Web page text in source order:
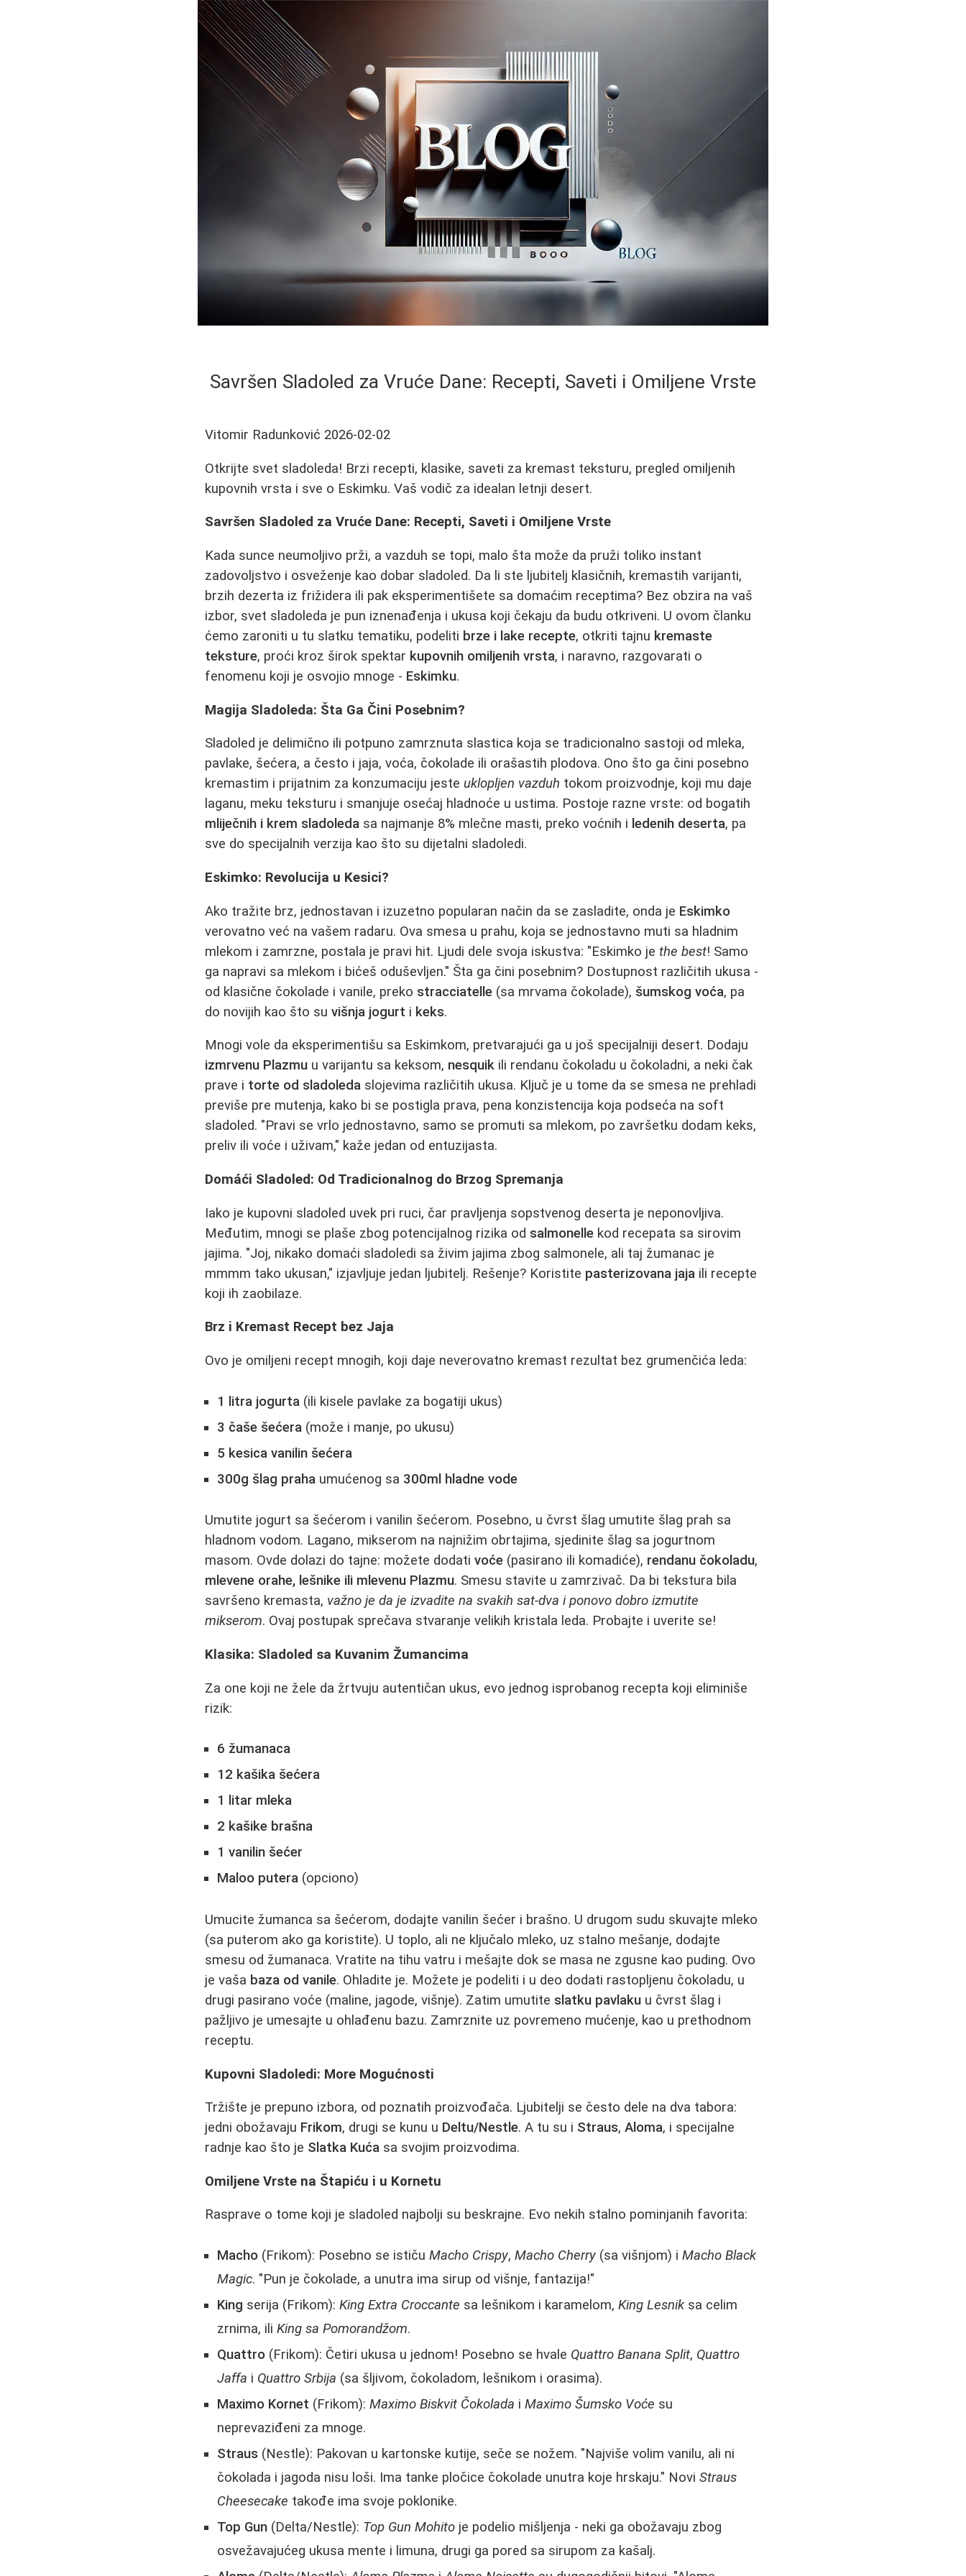
Savršen Sladoled za Vruće Dane: Recepti, Saveti i Omiljene Vrste
Vitomir Radunković 2026-02-02
Otkrijte svet sladoleda! Brzi recepti, klasike, saveti za kremast teksturu, pregled omiljenih
kupovnih vrsta i sve o Eskimku. Vaš vodič za idealan letnji desert.
Savršen Sladoled za Vruće Dane: Recepti, Saveti i Omiljene Vrste
Kada sunce neumoljivo prži, a vazduh se topi, malo šta može da pruži toliko instant
zadovoljstvo i osveženje kao dobar sladoled. Da li ste ljubitelj klasičnih, kremastih varijanti,
brzih dezerta iz frižidera ili pak eksperimentišete sa domaćim receptima? Bez obzira na vaš
izbor, svet sladoleda je pun iznenađenja i ukusa koji čekaju da budu otkriveni. U ovom članku
ćemo zaroniti u tu slatku tematiku, podeliti brze i lake recepte, otkriti tajnu kremaste
teksture, proći kroz širok spektar kupovnih omiljenih vrsta, i naravno, razgovarati o
fenomenu koji je osvojio mnoge - Eskimku.
Magija Sladoleda: Šta Ga Čini Posebnim?
Sladoled je delimično ili potpuno zamrznuta slastica koja se tradicionalno sastoji od mleka,
pavlake, šećera, a često i jaja, voća, čokolade ili orašastih plodova. Ono što ga čini posebno
kremastim i prijatnim za konzumaciju jeste uklopljen vazduh tokom proizvodnje, koji mu daje
laganu, meku teksturu i smanjuje osećaj hladnoće u ustima. Postoje razne vrste: od bogatih
mliječnih i krem sladoleda sa najmanje 8% mlečne masti, preko voćnih i ledenih deserta, pa
sve do specijalnih verzija kao što su dijetalni sladoledi.
Eskimko: Revolucija u Kesici?
Ako tražite brz, jednostavan i izuzetno popularan način da se zasladite, onda je Eskimko
verovatno već na vašem radaru. Ova smesa u prahu, koja se jednostavno muti sa hladnim
mlekom i zamrzne, postala je pravi hit. Ljudi dele svoja iskustva: "Eskimko jethe best! Samo
ga napravi sa mlekom i bićeš oduševljen." Šta ga čini posebnim? Dostupnost različitih ukusa -
od klasične čokolade i vanile, preko stracciatelle (sa mrvama čokolade), šumskog voća, pa
do novijih kao što suvišnja jogurt i keks.
Mnogi vole da eksperimentišu sa Eskimkom, pretvarajući ga u još specijalniji desert. Dodaju
izmrvenu Plazmu u varijantu sa keksom, nesquik ili rendanu čokoladu u čokoladni, a neki čak
prave i torte od sladoleda slojevima različitih ukusa. Ključ je u tome da se smesa ne prehladi
previše pre mutenja, kako bi se postigla prava, pena konzistencija koja podseća na soft
sladoled. "Pravi se vrlo jednostavno, samo se promuti sa mlekom, po završetku dodam keks,
preliv ili voće i uživam," kaže jedan od entuzijasta.
Domáći Sladoled: Od Tradicionalnog do Brzog Spremanja
Iako je kupovni sladoled uvek pri ruci, čar pravljenja sopstvenog deserta je neponovljiva.
Međutim, mnogi se plaše zbog potencijalnog rizika od salmonelle kod recepata sa sirovim
jajima. "Joj, nikako domaći sladoledi sa živim jajima zbog salmonele, ali taj žumanac je
mmmm tako ukusan," izjavljuje jedan ljubitelj. Rešenje? Koristite pasterizovana jaja ili recepte
koji ih zaobilaze.
Brz i Kremast Recept bez Jaja
Ovo je omiljeni recept mnogih, koji daje neverovatno kremast rezultat bez grumenčića leda:
1 litra jogurta (ili kisele pavlake za bogatiji ukus)
3 čaše šećera (može i manje, po ukusu)
5 kesica vanilin šećera
300g šlag praha umućenog sa 300ml hladne vode
Umutite jogurt sa šećerom i vanilin šećerom. Posebno, u čvrst šlag umutite šlag prah sa
hladnom vodom. Lagano, mikserom na najnižim obrtajima, sjedinite šlag sa jogurtnom
masom. Ovde dolazi do tajne: možete dodativoće (pasirano ili komadiće), rendanu čokoladu,
mlevene orahe, lešnike ili mlevenu Plazmu. Smesu stavite u zamrzivač. Da bi tekstura bila
savršeno kremasta, važno je da je izvadite na svakih sat-dva i ponovo dobro izmutite
mikserom. Ovaj postupak sprečava stvaranje velikih kristala leda. Probajte i uverite se!
Klasika: Sladoled sa Kuvanim Žumancima
Za one koji ne žele da žrtvuju autentičan ukus, evo jednog isprobanog recepta koji eliminiše
rizik:
6 žumanaca
12 kašika šećera
1 litar mleka
2 kašike brašna
1 vanilin šećer
Maloo putera (opciono)
Umucite žumanca sa šećerom, dodajte vanilin šećer i brašno. U drugom sudu skuvajte mleko
(sa puterom ako ga koristite). U toplo, ali ne ključalo mleko, uz stalno mešanje, dodajte
smesu od žumanaca. Vratite na tihu vatru i mešajte dok se masa ne zgusne kao puding. Ovo
je vaša baza od vanile. Ohladite je. Možete je podeliti i u deo dodati rastopljenu čokoladu, u
drugi pasirano voće (maline, jagode, višnje). Zatim umutite slatku pavlaku u čvrst šlag i
pažljivo je umesajte u ohlađenu bazu. Zamrznite uz povremeno mućenje, kao u prethodnom
receptu.
Kupovni Sladoledi: More Mogućnosti
Tržište je prepuno izbora, od poznatih proizvođača. Ljubitelji se često dele na dva tabora:
jedni obožavaju Frikom, drugi se kunu u Deltu/Nestle. A tu su i Straus,Aloma, i specijalne
radnje kao što je Slatka Kuća sa svojim proizvodima.
Omiljene Vrste na Štapiću i u Kornetu
Rasprave o tome koji je sladoled najbolji su beskrajne. Evo nekih stalno pominjanih favorita:
Macho (Frikom): Posebno se ističuMacho Crispy,Macho Cherry (sa višnjom) iMacho Black
Magic. "Pun je čokolade, a unutra ima sirup od višnje, fantazija!"
King serija (Frikom):King Extra Croccante sa lešnikom i karamelom,King Lesniksa celim
zrnima, iliKing sa Pomorandžom.
Quattro (Frikom): Četiri ukusa u jednom! Posebno se hvale Quattro Banana Split, Quattro
Jaffa i Quattro Srbija (sa šljivom, čokoladom, lešnikom i orasima).
Maximo Kornet (Frikom):Maximo Biskvit Čokolada iMaximo Šumsko Voće su
neprevaziđeni za mnoge.
Straus (Nestle): Pakovan u kartonske kutije, seče se nožem. "Najviše volim vanilu, ali ni
čokolada i jagoda nisu loši. Ima tanke pločice čokolade unutra koje hrskaju." NoviStraus
Cheesecake takođe ima svoje poklonike.
Top Gun (Delta/Nestle): Top Gun Mohito je podelio mišljenja - neki ga obožavaju zbog
osvežavajućeg ukusa mente i limuna, drugi ga pored sa sirupom za kašalj.